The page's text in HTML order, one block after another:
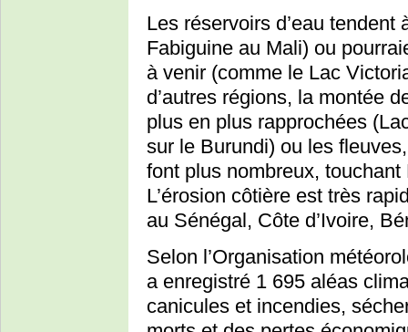
Les réservoirs d’eau tendent
Fabiguine au Mali) ou
à venir (comme le Lac
d’autres régions, la montée
plus en plus rapprochées
sur le Burundi) ou les
font plus nombreux,
L’érosion côtière est très
au Sénégal, Côte d’Ivoire,
Selon l’Organisation
a enregistré 1 695 aléas
canicules et incendies,